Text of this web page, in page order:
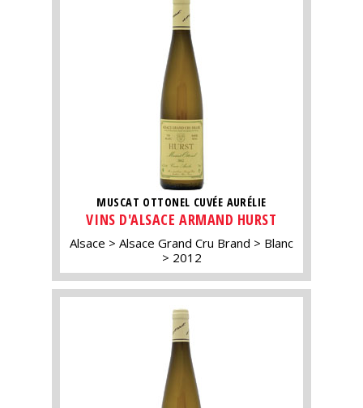
MUSCAT OTTONEL CUVÉE AURÉLIE
VINS D'ALSACE ARMAND HURST
Alsace Alsace Grand Cru Brand
Blanc
2012